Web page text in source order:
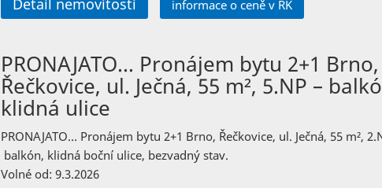
Detail nemovitosti informace o ceně v RK
PRONAJATO… Pronájem bytu 2+1 Brno,
Řečkovice, ul. Ječná, 55 m², 5.NP –
klidná ulice
PRONAJATO… Pronájem bytu 2+1 Brno, Řečkovice, ul. Ječná, 55 m²,
balkón, klidná boční ulice, bezvadný stav.
Volné od: 9.3.2026